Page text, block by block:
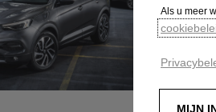
Als u meer
MIJN